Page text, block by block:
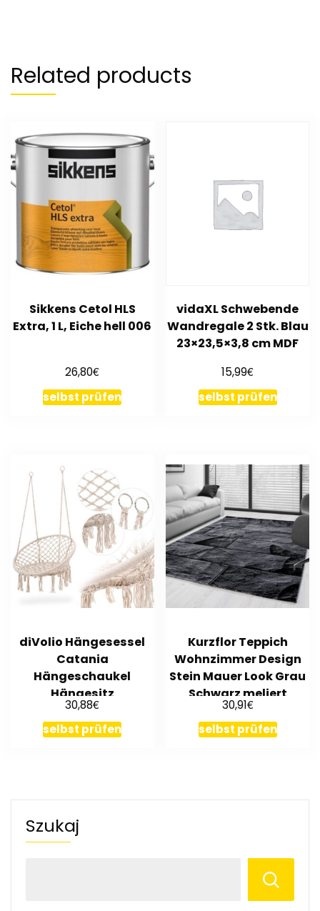
Related products
Sikkens Cetol HLS
Extra, 1 L, Eiche hell 006
26,80€
selbst prüfen
vidaXL Schwebende
Wandregale 2 Stk. Blau
23×23,5×3,8 cm MDF
15,99€
selbst prüfen
diVolio Hängesessel
Catania
Hängeschaukel
Hängesitz
Gartenschaukel
Schwebesessel
30,88€
selbst prüfen
Kurzflor Teppich
Wohnzimmer Design
Stein Mauer Look Grau
Schwarz meliert
30,91€
selbst prüfen
Szukaj